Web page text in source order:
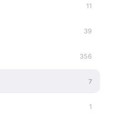
11
39
356
7
1